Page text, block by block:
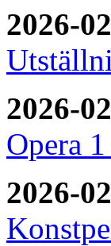
2026-
2026-
Opera
2026-